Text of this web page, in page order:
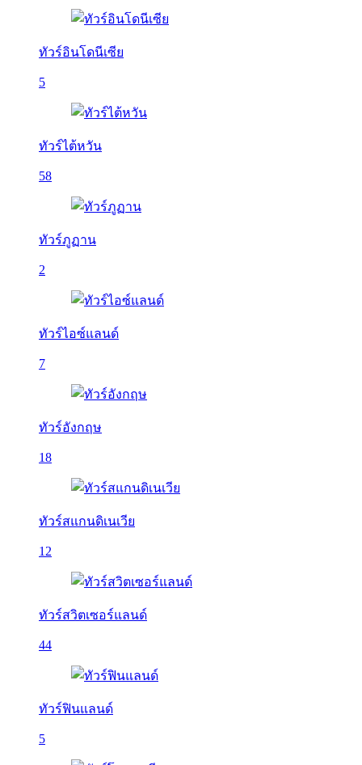
ทัวร์อินโดนีเซีย
5
ทัวร์ไต้หวัน
58
ทัวร์ภูฏาน
2
ทัวร์ไอซ์แลนด์
7
ทัวร์อังกฤษ
18
ทัวร์สแกนดิเนเวีย
12
ทัวร์สวิตเซอร์แลนด์
44
ทัวร์ฟินแลนด์
5